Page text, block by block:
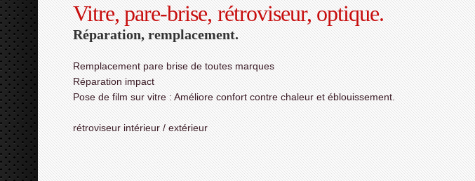
Vitre, pare-brise, rétroviseur, optique.
Réparation, remplacement.
Remplacement pare brise de toutes marques
Réparation impact
Pose de film sur vitre : Améliore confort contre chaleur et éblouissement.
rétroviseur intérieur / extérieur